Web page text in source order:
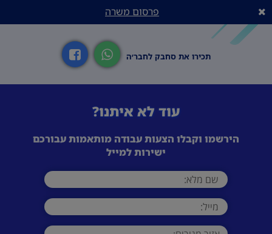
פרסום משרה
תכירו את סחבק לחבר׳ה
עוד לא איתנו?
הירשמו וקבלו הצעות עבודה מותאמות עבורכם
ישירות למייל